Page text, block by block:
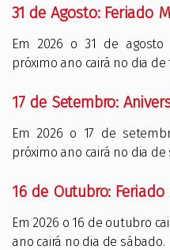
31 de Agosto: Feriado
Em 2026 o 31 de agosto
próximo ano cairá no dia de
17 de Setembro:
Em 2026 o 17 de
próximo ano cairá no dia de
16 de Outubro:
Em 2026 o 16 de outubro
ano cairá no dia de sábado.